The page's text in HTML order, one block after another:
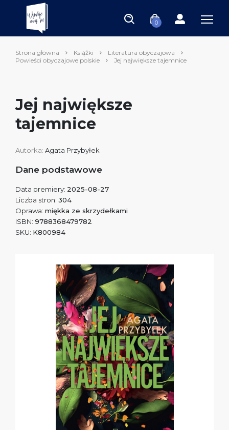
0
Strona główna Książki
Literatura obyczajowa
Powieści obyczajowe polskie
Jej największe tajemnice
Jej największe
tajemnice
Autorka: Agata Przybyłek
Dane podstawowe
Data premiery: 2025-08-27
Liczba stron: 304
Oprawa: miękka ze skrzydełkami
ISBN: 9788368479782
SKU: K800984